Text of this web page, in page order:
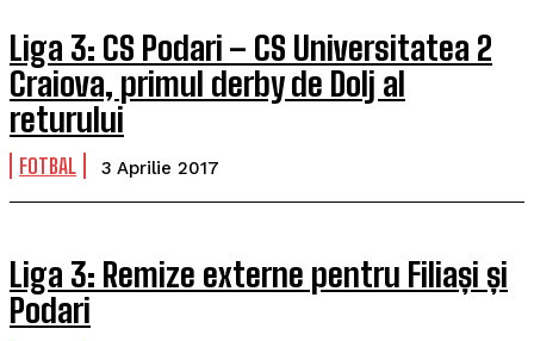
Liga 3: CS Podari – CS Universitatea 2
Craiova, primul derby de Dolj al
returului
FOTBAL 3 Aprilie 2017
Liga 3: Remize externe pentru Filiași și
Podari